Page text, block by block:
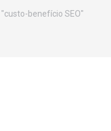
benefício SEO"